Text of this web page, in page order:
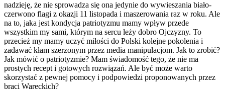
nadzieję, że nie sprowadza się ona jedynie do wywieszania biało-
czerwono flagi z okazji 11 listopada i maszerowania raz w roku. Ale
na to, jaka jest kondycja patriotyzmu mamy wpływ przede
wszystkim my sami, którym na sercu leży dobro Ojczyzny. To
przecież my mamy uczyć miłości do Polski kolejne pokolenia i
zadawać kłam szerzonym przez media manipulacjom. Jak to zrobić?
Jak mówić o patriotyzmie? Mam świadomość tego, że nie ma
prostych recept i gotowych rozwiązań. Ale być może warto
skorzystać z pewnej pomocy i podpowiedzi proponowanych przez
braci Wareckich?